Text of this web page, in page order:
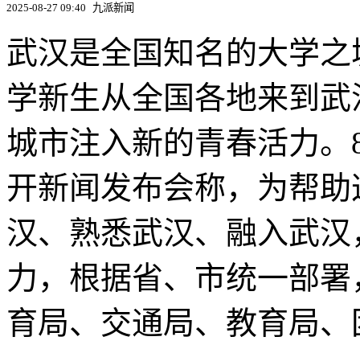
2025-08-27 09:40 九派新闻
武汉是全国知名的大学
学新生从全国各地来到
城市注入新的青春活力
开新闻发布会称，为帮
汉、熟悉武汉、融入武
力，根据省、市统一部
育局、交通局、教育局